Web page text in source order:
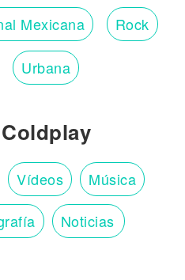
Mexicana Rock
Urbana
Vídeos Música
Noticias